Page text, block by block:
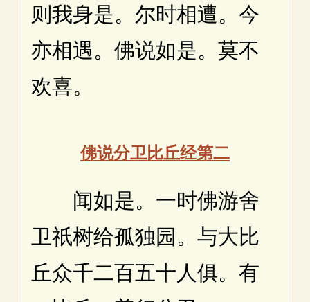
则我身是。尔时相遭。今
亦相遇。佛说如是。莫不
欢喜。
佛说分卫比丘经第二
闻如是。一时佛游舍
卫祇树给孤独园。与大比
丘众千二百五十人俱。有